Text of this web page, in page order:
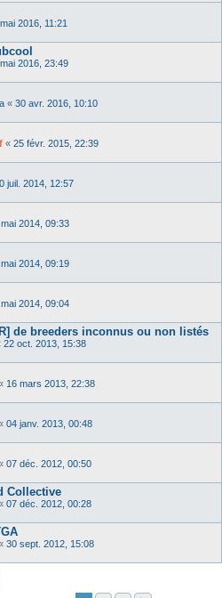
2016, 11:21
2016, 23:49
« 30 avr. 2016, 10:10
« 25 févr. 2015, 22:39
juil. 2014, 12:57
2014, 09:33
2014, 09:19
2014, 09:04
de breeders inconnus ou non listés
22 oct. 2013, 15:38
16 mars 2013, 22:38
04 janv. 2013, 00:48
07 déc. 2012, 00:50
Collective
07 déc. 2012, 00:28
30 sept. 2012, 15:08